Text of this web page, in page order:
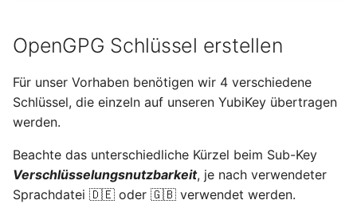
Dezember 2012
November 2012
Oktober 2012
September 2012
August 2012
OpenGPG Schlüssel erstellen
Für unser Vorhaben benötigen wir 4 verschiedene
Schlüssel, die einzeln auf unseren YubiKey übertragen
werden.
Beachte das unterschiedliche Kürzel beim Sub-Key
Verschlüsselungsnutzbarkeit, je nach verwendeter
Sprachdatei 🇩🇪 oder 🇬🇧 verwendet werden.